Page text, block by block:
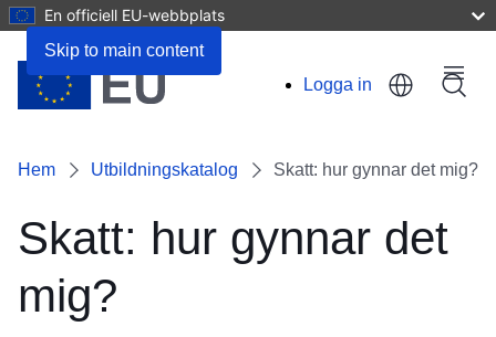
Skip to main content
En officiell EU-webbplats
account
Logga in Menu
Hem Utbildningskatalog Skatt: hur gynnar det mig?
Skatt: hur gynnar det
mig?